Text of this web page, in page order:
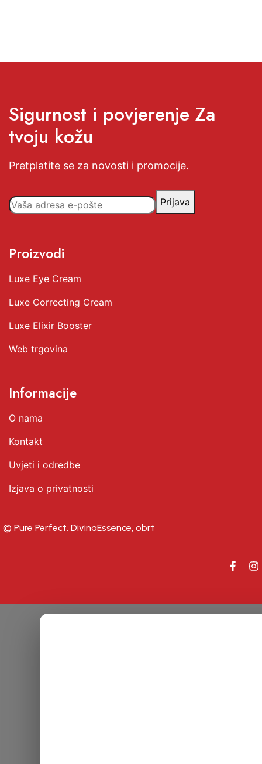
Sigurnost i povjerenje Za
tvoju kožu
Pretplatite se za novosti i promocije.
Prijava
Proizvodi
Luxe Eye Cream
Luxe Correcting Cream
Luxe Elixir Booster
Web trgovina
Informacije
O nama
Kontakt
Uvjeti i odredbe
Izjava o privatnosti
© Pure Perfect. DivinaEssence, obrt